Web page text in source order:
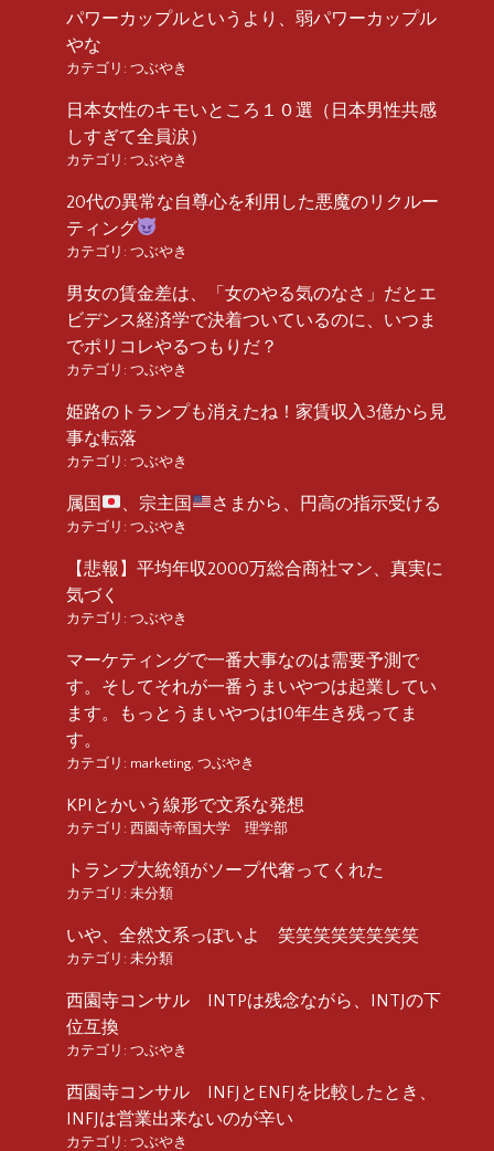
パワーカップルというより、弱パワーカップル
やな
カテゴリ: つぶやき
日本女性のキモいところ１０選（日本男性共感
しすぎて全員涙）
カテゴリ: つぶやき
20代の異常な自尊心を利用した悪魔のリクルー
ティング
カテゴリ: つぶやき
男女の賃金差は、「女のやる気のなさ」だとエ
ビデンス経済学で決着ついているのに、いつま
でポリコレやるつもりだ？
カテゴリ: つぶやき
姫路のトランプも消えたね！家賃収入3億から見
事な転落
カテゴリ: つぶやき
属国 、宗主国 さまから、円高の指示受ける
カテゴリ: つぶやき
【悲報】平均年収2000万総合商社マン、真実に
気づく
カテゴリ: つぶやき
マーケティングで一番大事なのは需要予測で
す。そしてそれが一番うまいやつは起業してい
ます。もっとうまいやつは10年生き残ってま
す。
カテゴリ: marketing つぶやき
KPIとかいう線形で文系な発想
カテゴリ: 西園寺帝国大学 理学部
トランプ大統領がソープ代奢ってくれた
カテゴリ: 未分類
いや、全然文系っぽいよ 笑笑笑笑笑笑笑笑
カテゴリ: 未分類
西園寺コンサル INTPは残念ながら、INTJの下
位互換
カテゴリ: つぶやき
西園寺コンサル INFJとENFJを比較したとき、
INFJは営業出来ないのが辛い
カテゴリ: つぶやき